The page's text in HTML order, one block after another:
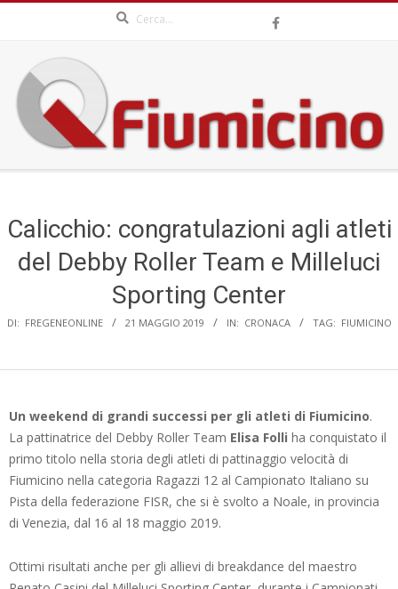
content
QFIUMICINO.COM
Menu
Calicchio: congratulazioni agli atleti
del Debby Roller Team e Milleluci
Sporting Center
DI: FREGENEONLINE 21 MAGGIO 2019 IN: CRONACA TAG: FIUMICINO
Un weekend di grandi successi per gli atleti di Fiumicino.
La pattinatrice del Debby Roller Team Elisa Folli ha conquistato il
primo titolo nella storia degli atleti di pattinaggio velocità di
Fiumicino nella categoria Ragazzi 12 al Campionato Italiano su
Pista della federazione FISR, che si è svolto a Noale, in provincia
di Venezia, dal 16 al 18 maggio 2019.
Ottimi risultati anche per gli allievi di breakdance del maestro